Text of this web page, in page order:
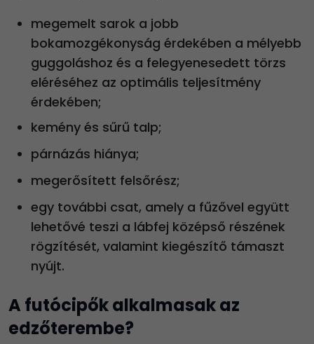
megemelt sarok a jobb
bokamozgékonyság érdekében a mélyebb
guggoláshoz és a felegyenesedett törzs
eléréséhez az optimális teljesítmény
érdekében;
kemény és sűrű talp;
párnázás hiánya;
megerősített felsőrész;
egy további csat, amely a fűzővel együtt
lehetővé teszi a lábfej középső részének
rögzítését, valamint kiegészítő támaszt
nyújt.
A futócipők alkalmasak az
edzőterembe?